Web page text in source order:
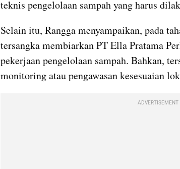
teknis pengelolaan sampah yang harus
Selain itu, Rangga menyampaikan, pada
tersangka membiarkan PT Ella Pratama
pekerjaan pengelolaan sampah. Bahkan,
monitoring atau pengawasan kesesuaian
ADVERTISEMENT